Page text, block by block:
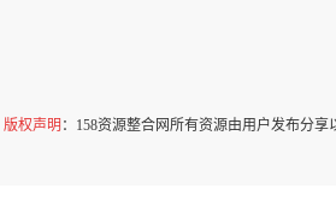
版权声明 ：158资源整合网所有资源由用户发布分